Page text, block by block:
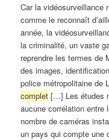
Car la vidéosurveillance
comme le reconnaît
année, la
la criminalité,un vaste
reprendre les termes de
des images,
police métropolitaine de
complet […] Les études
aucune corrélation entre
nombre de caméras
un pays qui compte une